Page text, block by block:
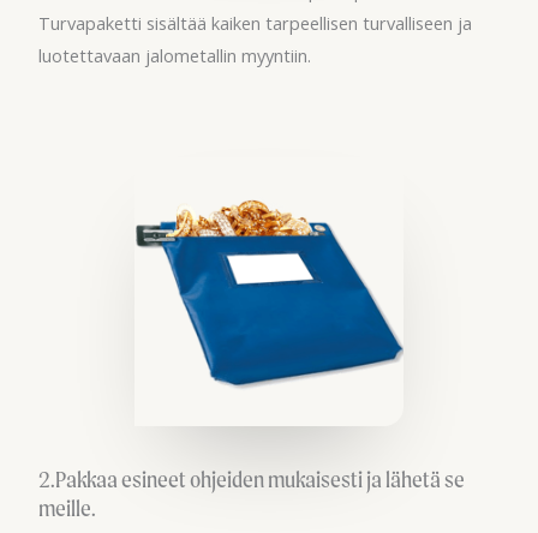
Turvapaketti sisältää kaiken tarpeellisen turvalliseen ja
luotettavaan jalometallin myyntiin.
2.Pakkaa esineet ohjeiden mukaisesti ja lähetä se
meille.